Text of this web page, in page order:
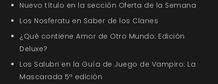
Nuevo título en la sección Oferta de la Semana
Los Nosferatu en Saber de los Clanes
¿Qué contiene Amor de Otro Mundo: Edición
Deluxe?
Los Salubri en la Guía de Juego de Vampiro: La
Mascarada 5ª edición